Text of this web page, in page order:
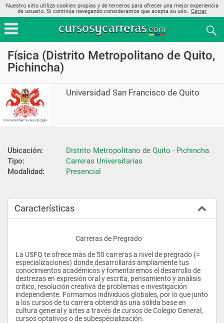
Nuestro sitio utiliza cookies propias y de terceros para ofrecer una mejor experiencia
de usuario. Si continúa navegando consideramos que acepta su uso.. Cerrar
Física (Distrito Metropolitano de Quito,
Pichincha)
Universidad San Francisco de Quito
Ubicación:
Distrito Metropolitano de Quito - Pichincha
Tipo:
Carreras Universitarias
Modalidad:
Presencial
Características
					Carreras de Pregrado
La USFQ te ofrece más de 50 carreras a nivel de pregrado (=
especializaciones) donde desarrollarás ampliamente tus
conocimientos académicos y fomentaremos el desarrollo de
destrezas en expresión oral y escrita, pensamiento y análisis
crítico, resolución creativa de problemas e investigación
independiente. Formamos individuos globales, por lo que junto
a los cursos de tu carrera obtendrás una sólida base en
cultura general y artes a través de cursos de Colegio General,
cursos optativos o de subespecialización.